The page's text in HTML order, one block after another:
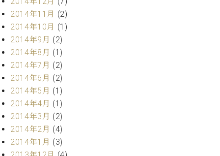
ビ
ス
(
調
律
)
ア
フ
タ
サ
ー
ビ
ス
2014年11月 (2)
2014年10月 (1)
2014年9月 (2)
2014年8月 (1)
2014年7月 (2)
2014年6月 (2)
2014年5月 (1)
2014年4月 (1)
2014年3月 (2)
2014年2月 (4)
2014年1月 (3)